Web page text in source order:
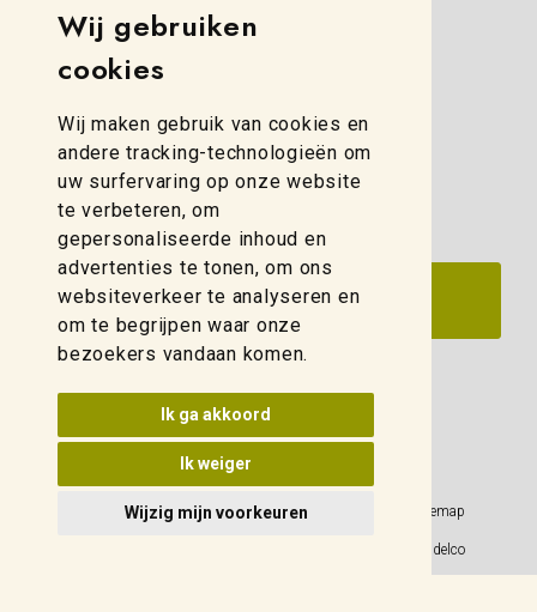
Wij gebruiken
cookies
Wij maken gebruik van cookies en
andere tracking-technologieën om
uw surfervaring op onze website
te verbeteren, om
gepersonaliseerde inhoud en
advertenties te tonen, om ons
websiteverkeer te analyseren en
om te begrijpen waar onze
bezoekers vandaan komen.
Ik ga akkoord
Ik weiger
Wijzig mijn voorkeuren
Simon Stevinweg 8
8013 NB Zwolle
zwolle@weidelco.nl
Update cookies voorkeuren
Privacy Policy Sitemap
© 2026 Weidelco